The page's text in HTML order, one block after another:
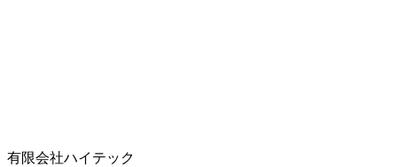
有限会社ハイテック